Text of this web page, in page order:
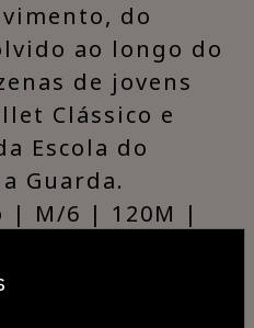
do
ao longo do
de jovens
Clássico e
Escola do
Guarda.
| M/6 | 120M |
da Guarda